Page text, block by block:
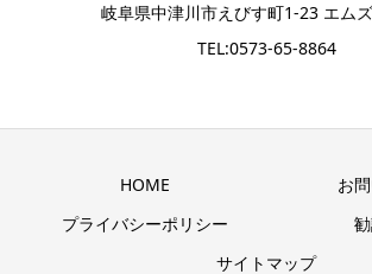
岐阜県中津川市えびす町1-23 エム
TEL:0573-65-8864
HOME
お
プライバシーポリシー
サイトマップ